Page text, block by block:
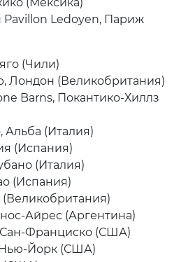
Plaza Athénée, Париж
(Австрия)
(Россия)
(Испания)
(Швеция)
(Япония)
(США)
(Мексика)
Pavillon Ledoyen, Париж
(Чили)
Лондон (Великобритания)
Barns, Покантико-Хиллз